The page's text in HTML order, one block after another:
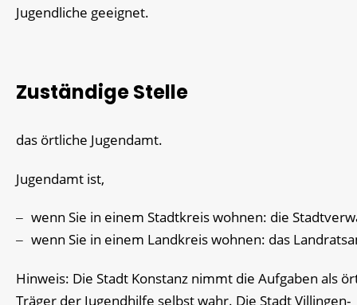
Jugendliche geeignet.
Zuständige Stelle
das örtliche Jugendamt.
Jugendamt ist,
wenn Sie in einem Stadtkreis wohnen: die
wenn Sie in einem Landkreis wohnen: das
Hinweis: Die Stadt Konstanz nimmt die Aufgaben als
Träger der Jugendhilfe selbst wahr. Die Stadt Villingen-